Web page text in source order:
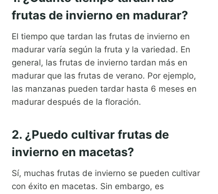
frutas de invierno en madurar?
El tiempo que tardan las frutas de invierno en
madurar varía según la fruta y la variedad. En
general, las frutas de invierno tardan más en
madurar que las frutas de verano. Por ejemplo,
las manzanas pueden tardar hasta 6 meses en
madurar después de la floración.
2. ¿Puedo cultivar frutas de
invierno en macetas?
Sí, muchas frutas de invierno se pueden cultivar
con éxito en macetas. Sin embargo, es